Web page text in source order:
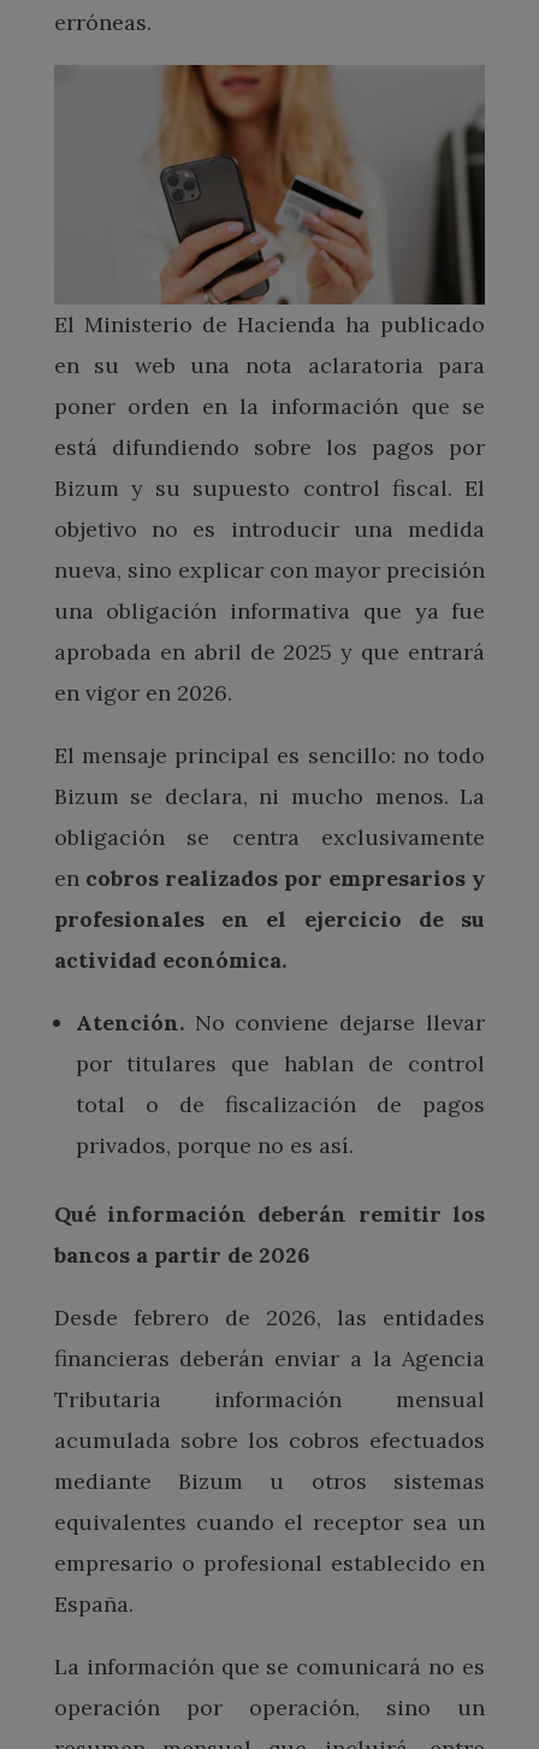
erróneas.
El Ministerio de Hacienda ha publicado
en su web una nota aclaratoria para
poner orden en la información que se
está difundiendo sobre los pagos por
Bizum y su supuesto control fiscal. El
objetivo no es introducir una medida
nueva, sino explicar con mayor precisión
una obligación informativa que ya fue
aprobada en abril de 2025 y que entrará
en vigor en 2026.
El mensaje principal es sencillo: no todo
Bizum se declara, ni mucho menos. La
obligación se centra exclusivamente
en cobros realizados por empresarios y
profesionales en el ejercicio de su
actividad económica.
Atención.No conviene dejarse llevar
por titulares que hablan de control
total o de fiscalización de pagos
privados, porque no es así.
Qué información deberán remitir los
bancos a partir de 2026
Desde febrero de 2026, las entidades
financieras deberán enviar a la Agencia
Tributaria información mensual
acumulada sobre los cobros efectuados
mediante Bizum u otros sistemas
equivalentes cuando el receptor sea un
empresario o profesional establecido en
España.
La información que se comunicará no es
operación por operación, sino un